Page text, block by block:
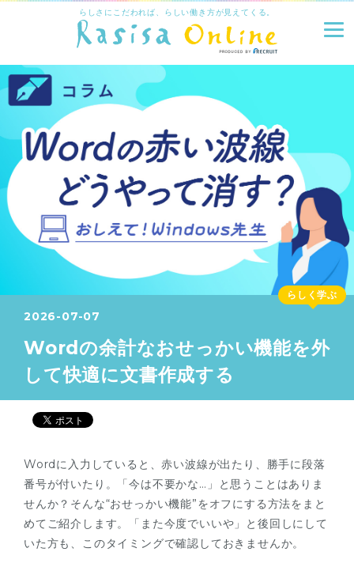
らしさにこだわれば、らしい働き方が見えてくる。
2026-07-07
Wordの余計なおせっかい機能を外
して快適に文書作成する
らしく学ぶ
Wordに入力していると、赤い波線が出たり、勝手に段落
番号が付いたり。「今は不要かな…」と思うことはありま
せんか？そんな“おせっかい機能”をオフにする方法をまと
めてご紹介します。「また今度でいいや」と後回しにして
いた方も、このタイミングで確認しておきませんか。